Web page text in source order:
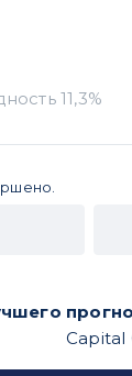
Capital